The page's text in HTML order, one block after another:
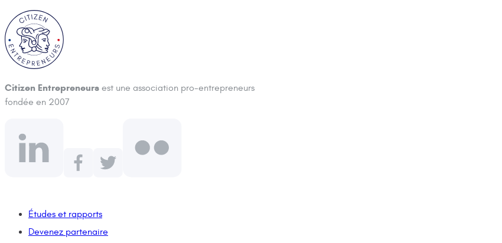
Citizen Entrepreneurs est une association pro-entrepreneurs
fondée en 2007
Études et rapports
Devenez partenaire